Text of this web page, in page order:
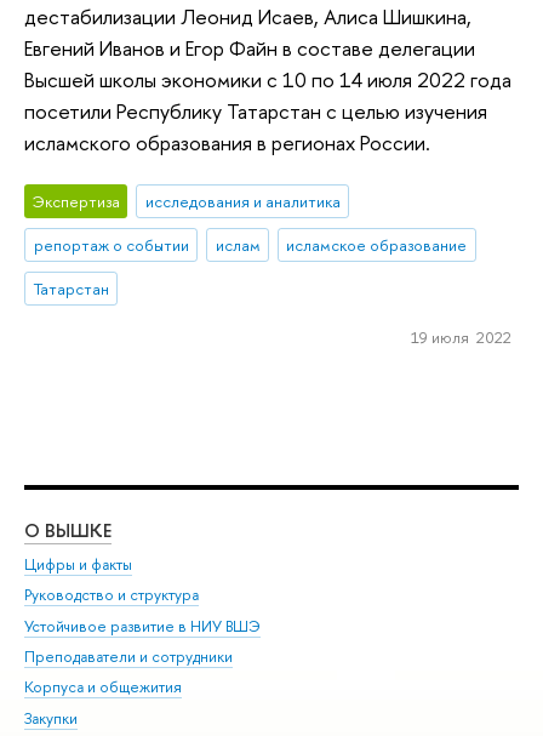
дестабилизации Леонид Исаев, Алиса Шишкина,
Евгений Иванов и Егор Файн в составе делегации
Высшей школы экономики с 10 по 14 июля 2022 года
посетили Республику Татарстан с целью изучения
исламского образования в регионах России.
Экспертиза
исследования и аналитика
репортаж о событии
ислам
исламское образование
Татарстан
19 июля 2022
О ВЫШКЕ
Цифры и факты
Руководство и структура
Устойчивое развитие в НИУ ВШЭ
Преподаватели и сотрудники
Корпуса и общежития
Закупки